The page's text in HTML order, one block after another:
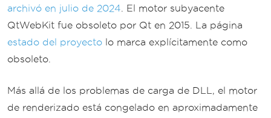
archivó en julio de 2024 . El motor subyacente
QtWebKit fue obsoleto por Qt en 2015. La página
estado del proyecto lo marca explícitamente como
obsoleto.
Más allá de los problemas de carga de DLL, el motor
de renderizado está congelado en aproximadamente